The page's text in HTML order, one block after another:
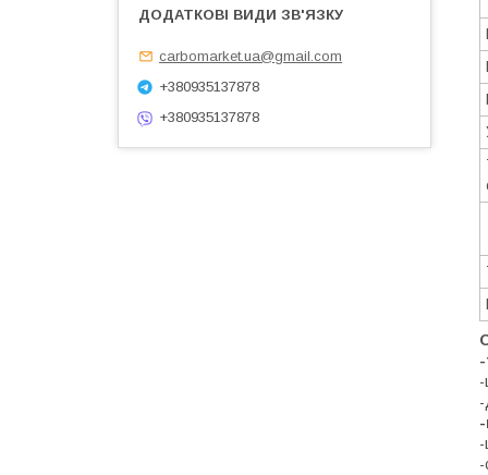
-
-
carbomarket.ua@gmail.com
+380935137878
+380935137878